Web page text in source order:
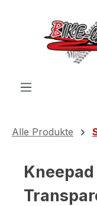
Zum Hauptinhalt
Alle Produkte